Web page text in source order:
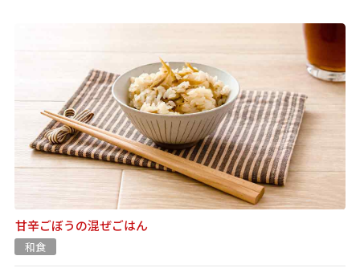
甘辛ごぼうの混ぜごはん
和食